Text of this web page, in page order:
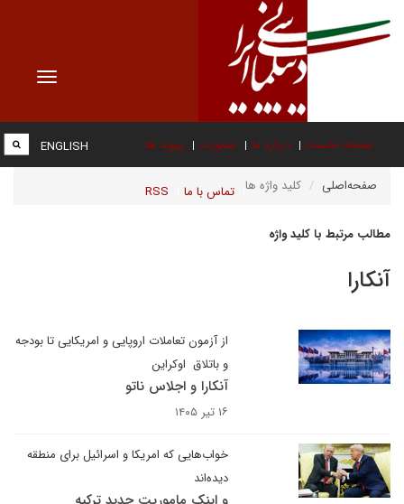
Toggle
صفحه نخست درباره ما عضویت پیوند ها
تماس با ما RSS
ENGLISH
صفحه‌اصلی کلید واژه ها
مطالب مرتبط با کلید واژه
آنکارا
از آزمون تعاملات اروپایی و امریکایی تا بودجه
و باتلاق اوکراین
آنکارا و اجلاس ناتو
۱۶ تیر ۱۴۰۵
خواب‌هایی که امریکا و اسرائیل برای منطقه
دیده‌اند